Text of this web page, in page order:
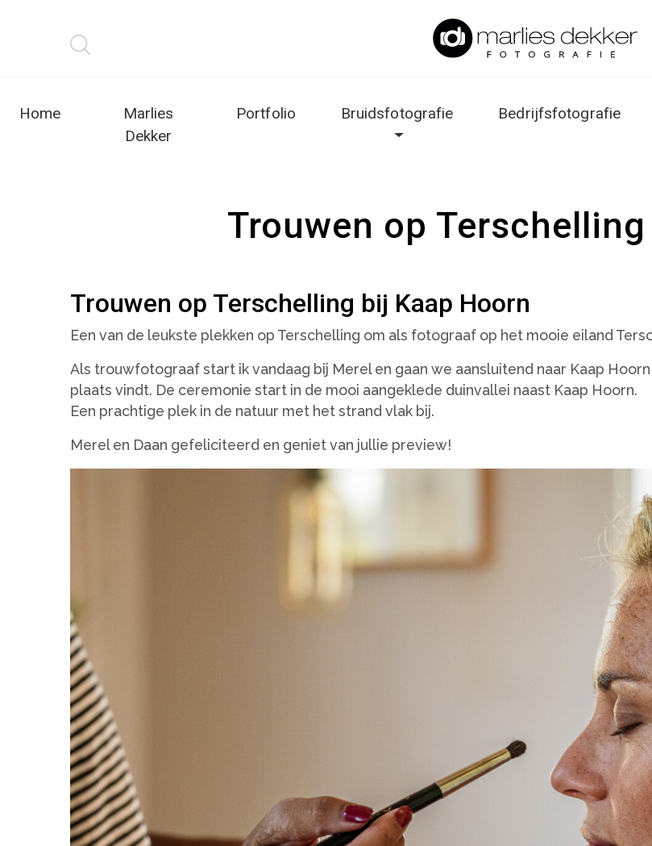
Home
Marlies
Dekker
Portfolio Bruidsfotografie Bedrijfsfotografie
Trouwen op
Trouwen op Terschelling bij Kaap Hoorn
Een van de leukste plekken op Terschelling om als fotograaf op het mooie eiland
Als trouwfotograaf start ik vandaag bij Merel en gaan we aansluitend naar Kaap
plaats vindt. De ceremonie start in de mooi aangeklede duinvallei naast Kaap Hoorn.
Een prachtige plek in de natuur met het strand vlak bij.
Merel en Daan gefeliciteerd en geniet van jullie preview!